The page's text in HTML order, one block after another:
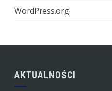
WordPress.org
AKTUALNOŚCI